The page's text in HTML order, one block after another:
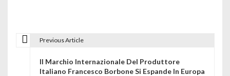
Previous Article
Il Marchio Internazionale Del Produttore
Italiano Francesco Borbone Si Espande In Europa